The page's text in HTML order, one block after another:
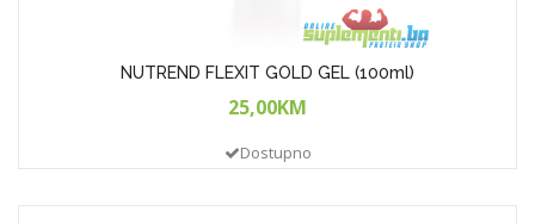
NUTREND FLEXIT GOLD GEL (100ml)
25,00KM
Dostupno